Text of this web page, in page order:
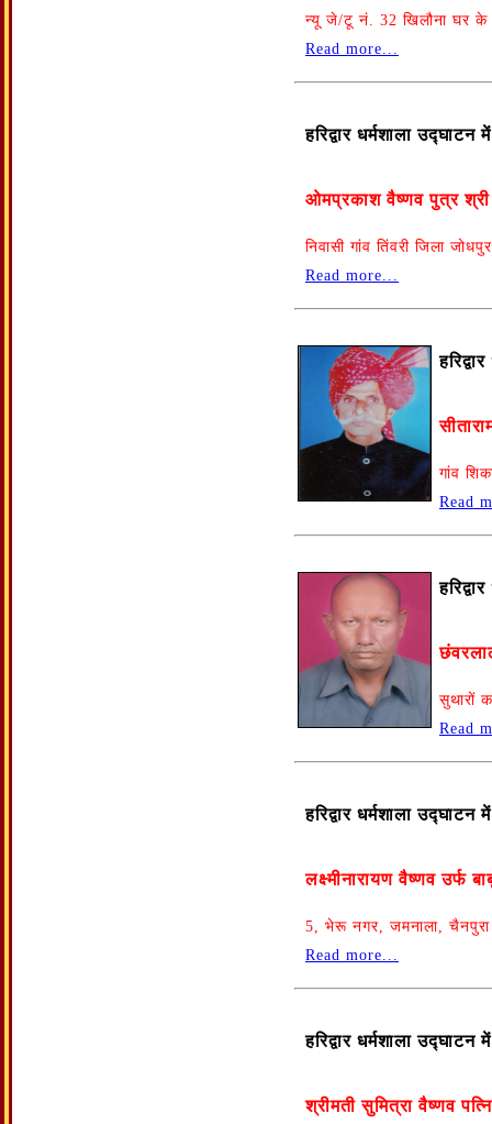
न्यू जे/टू नं. 32 खिलौना घर के
Read more...
हरिद्वार धर्मशाला
ओमप्रकाश वैष्णव पुत्र श्री
निवासी गांव तिंवरी जिला जोधपुर
Read more...
गांव
Read
सुथारों
Read
हरिद्वार धर्मशाला
लक्ष्मीनारायण वैष्णव उर्फ
5, भेरू नगर, जमनाला,
Read more...
हरिद्वार धर्मशाला
श्रीमती सुमित्रा वैष्णव